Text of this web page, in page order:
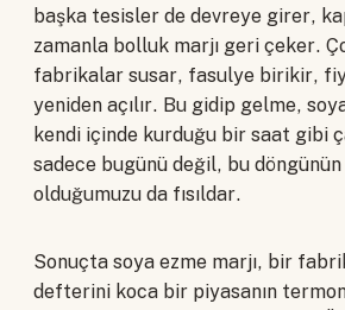
başka tesisler de devreye girer,
zamanla bolluk marjı geri çeker.
fabrikalar susar, fasulye birikir,
yeniden açılır. Bu gidip gelme,
kendi içinde kurduğu bir saat gibi
sadece bugünü değil, bu
olduğumuzu da fısıldar.
Sonuçta soya ezme marjı, bir
defterini koca bir piyasanın